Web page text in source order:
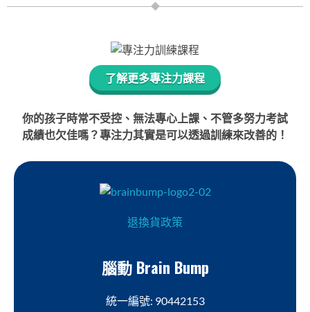
了解更多專注力課程
你的孩子時常不受控、無法專心上課、不管多努力考試
成績也欠佳嗎？專注力其實是可以透過訓練來改善的！
退換貨政策
腦動 Brain Bump
統一編號: 90442153